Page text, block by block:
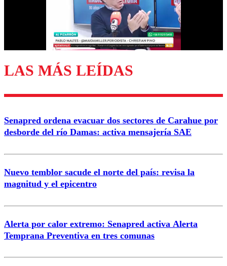
Enviar comentario
LAS MÁS LEÍDAS
Senapred ordena evacuar dos sectores de Carahue por
desborde del río Damas: activa mensajería SAE
Nuevo temblor sacude el norte del país: revisa la
magnitud y el epicentro
Alerta por calor extremo: Senapred activa Alerta
Temprana Preventiva en tres comunas